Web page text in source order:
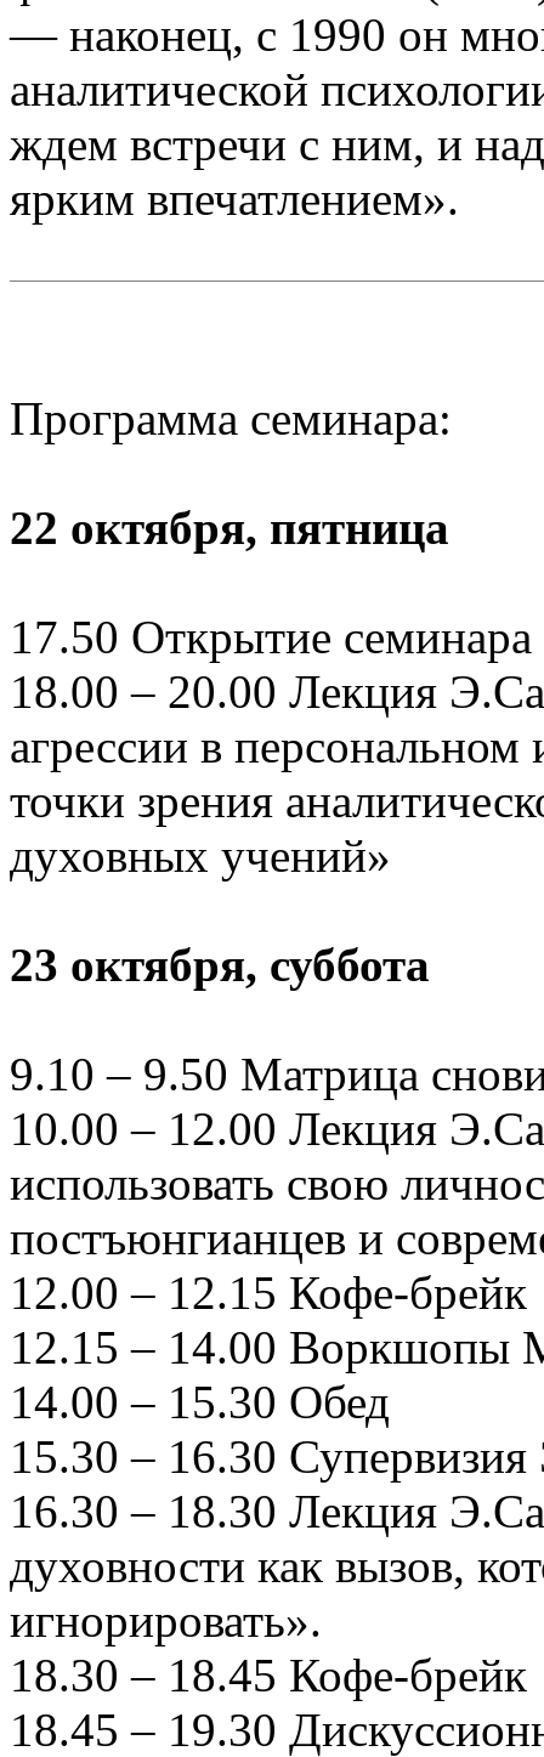
— наконец, с 1990 он
аналитической
ждем встречи с ним, и
ярким впечатлением».
Программа семинара:
22 октября, пятница
17.50 Открытие семинара
18.00 – 20.00 Лекция
агрессии в персональном
точки зрения
духовных учений»
23 октября, суббота
9.10 – 9.50 Матрица
10.00 – 12.00 Лекция
использовать свою
постъюнгианцев и
12.00 – 12.15 Кофе-брейк
12.15 – 14.00 Воркшопы
14.00 – 15.30 Обед
15.30 – 16.30
16.30 – 18.30 Лекция
духовности как вызов,
игнорировать».
18.30 – 18.45 Кофе-брейк
18.45 – 19.30